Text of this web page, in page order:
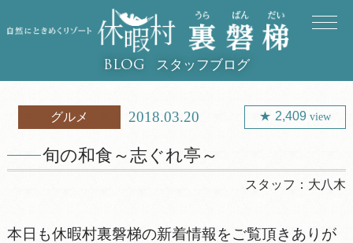
BLOG スタッフブログ
グルメ 2018.03.20 2,409view
旬の和食～志ぐれ亭～
スタッフ： 大八木
本日も休暇村裏磐梯の新着情報をご覧頂きありが